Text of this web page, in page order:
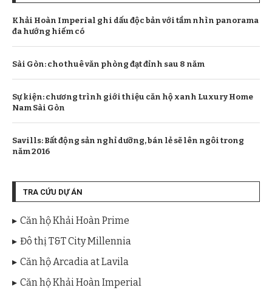
Khải Hoàn Imperial ghi dấu độc bản với tầm nhìn panorama
đa hướng hiếm có
Sài Gòn: cho thuê văn phòng đạt đỉnh sau 8 năm
Sự kiện: chương trình giới thiệu căn hộ xanh Luxury Home
Nam Sài Gòn
Savills: Bất động sản nghỉ dưỡng, bán lẻ sẽ lên ngôi trong
năm 2016
TRA CỨU DỰ ÁN
Căn hộ Khải Hoàn Prime
Đô thị T&T City Millennia
Căn hộ Arcadia at Lavila
Căn hộ Khải Hoàn Imperial